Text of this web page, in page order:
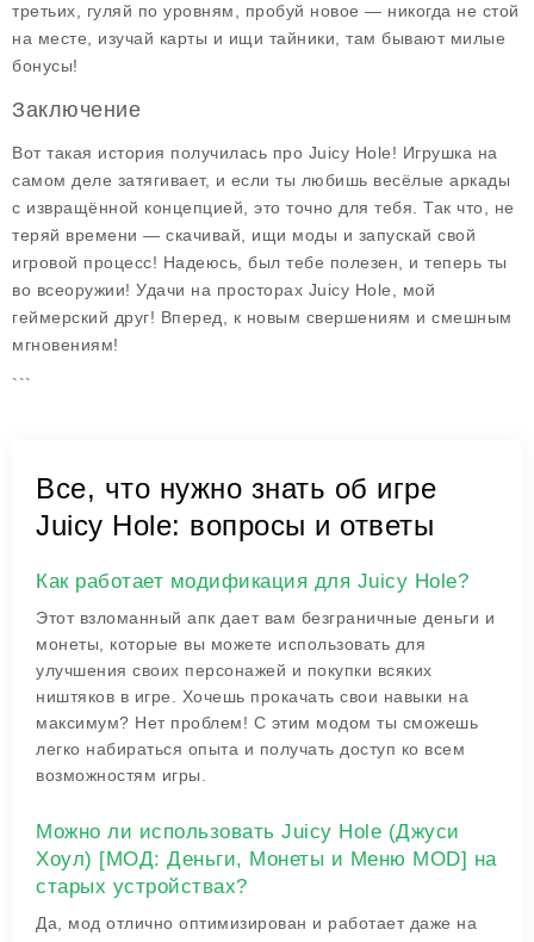
третьих, гуляй по уровням, пробуй новое — никогда не стой
на месте, изучай карты и ищи тайники, там бывают милые
бонусы!
Заключение
Вот такая история получилась про Juicy Hole! Игрушка на
самом деле затягивает, и если ты любишь весёлые аркады
с извращённой концепцией, это точно для тебя. Так что, не
теряй времени — скачивай, ищи моды и запускай свой
игровой процесс! Надеюсь, был тебе полезен, и теперь ты
во всеоружии! Удачи на просторах Juicy Hole, мой
геймерский друг! Вперед, к новым свершениям и смешным
мгновениям!
```
Все, что нужно знать об игре
Juicy Hole: вопросы и ответы
Как работает модификация для Juicy Hole?
Этот взломанный апк дает вам безграничные деньги и
монеты, которые вы можете использовать для
улучшения своих персонажей и покупки всяких
ништяков в игре. Хочешь прокачать свои навыки на
максимум? Нет проблем! С этим модом ты сможешь
легко набираться опыта и получать доступ ко всем
возможностям игры.
Можно ли использовать Juicy Hole (Джуси
Хоул) [МОД: Деньги, Монеты и Меню MOD] на
старых устройствах?
Да, мод отлично оптимизирован и работает даже на